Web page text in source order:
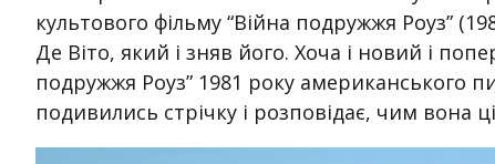
культового фільму “Війна подружжя Роуз”
Де Віто, який і зняв його. Хоча і новий і
подружжя Роуз” 1981 року американського
подивились стрічку і розповідає, чим вона